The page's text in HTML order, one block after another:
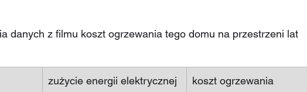
danych z filmu koszt ogrzewania tego domu na przestrzeni lat
zużycie energii elektrycznej koszt ogrzewania